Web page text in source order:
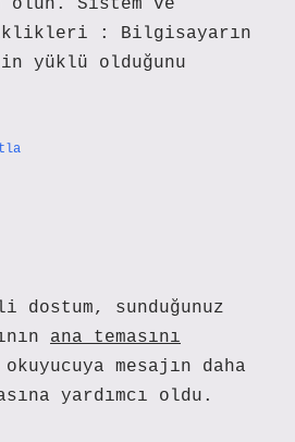
olun. Sistem ve
: Bilgisayarın
yüklü olduğunu
dostum, sunduğunuz
ana temasını
mesajın daha
yardımcı oldu.